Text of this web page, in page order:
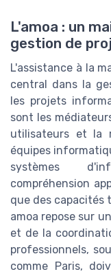
L'amoa : un
gestion de
L'assistance à la
central dans la
les projets
sont les
utilisateurs et la
équipes
systèmes
compréhension
que des capacités
amoa repose sur
et de la
professionnels,
comme Paris,